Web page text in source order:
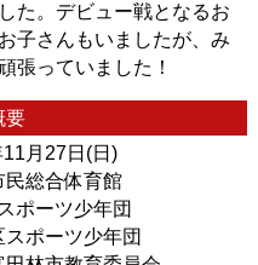
た。デビュー戦となるお
子さんもいましたが、み
張っていました！
要
11 月 27日 (日 )
総合体育館
ポーツ少年団
ポーツ少年団